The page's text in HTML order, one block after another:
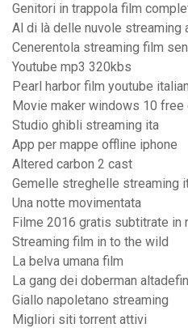
Genitori in trappola film
Al di là delle nuvole streaming
Cenerentola streaming film
Youtube mp3 320kbs
Pearl harbor film youtube
Movie maker windows 10
Studio ghibli streaming ita
App per mappe offline iphone
Altered carbon 2 cast
Gemelle streghelle streaming
Una notte movimentata
Filme 2016 gratis subtitrate in
Streaming film in to the wild
La belva umana film
La gang dei doberman
Giallo napoletano streaming
Migliori siti torrent attivi